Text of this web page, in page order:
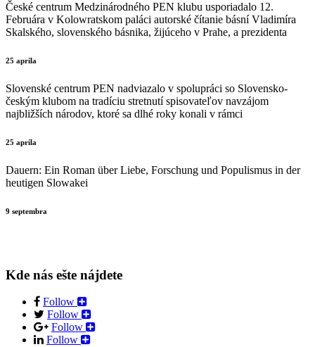
České centrum Medzinárodného PEN klubu usporiadalo 12.
Februára v Kolowratskom paláci autorské čítanie básní Vladimíra
Skalského, slovenského básnika, žijúceho v Prahe, a prezidenta
25 apríla
Slovenské centrum PEN nadviazalo v spolupráci so Slovensko-
českým klubom na tradíciu stretnutí spisovateľov navzájom
najbližších národov, ktoré sa dlhé roky konali v rámci
25 apríla
Dauern: Ein Roman über Liebe, Forschung und Populismus in der
heutigen Slowakei
9 septembra
Kde nás ešte nájdete
Follow
Follow
Follow
Follow